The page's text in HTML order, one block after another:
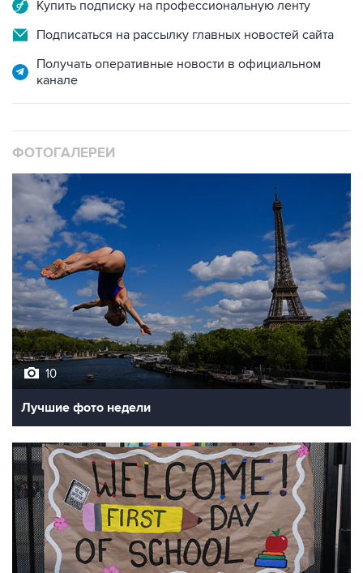
Получать оперативные новости в официальном
10
Лучшие фото недели